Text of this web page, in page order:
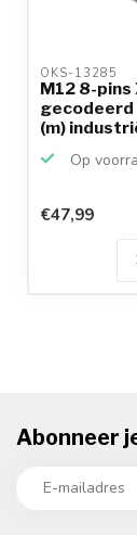
OKS-13285
M12 8-pins
gecodeerd
(m)
Op
€47,99
Abonneer